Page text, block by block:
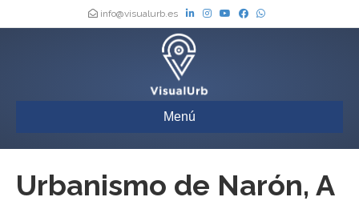
info@visualurb.es
Menú
Urbanismo de Narón, A